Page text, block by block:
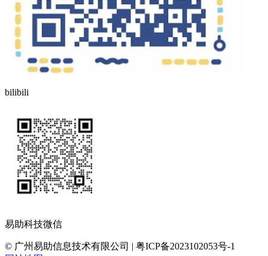
bilibili
易助科技微信
© 广州易助信息技术有限公司 | 粤ICP备2023102053号-1